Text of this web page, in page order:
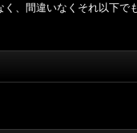
、間違いなくそれ以下